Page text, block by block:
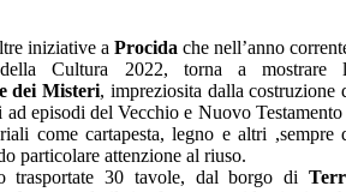
iniziative a Procida che nell’anno
Cultura 2022, torna a mostrare
dei Misteri, impreziosita dalla costruzione
episodi del Vecchio e Nuovo Testamento
come cartapesta, legno e altri ,sempre
particolare attenzione al riuso.
trasportate 30 tavole, dal borgo di